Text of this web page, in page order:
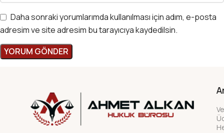
Daha sonraki yorumlarımda kullanılması için adım, e-posta
adresim ve site adresim bu tarayıcıya kaydedilsin.